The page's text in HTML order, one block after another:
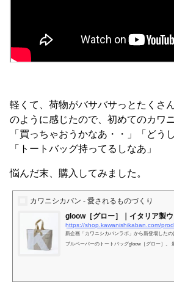
軽くて、荷物がバサバサっとたくさ
のように感じたので、初めてのカワ
「買っちゃおうかなあ・・」「どう
「トートバッグ持ってるしなあ」
悩んだ末、購入してみました。
カワニシカバン - 愛されるものづくり
gloow［グロー］｜イタリア製
新企画「カワニシカバンラボ」から新登場した
ブルペーパーのトートバッグgloow［グロー］。